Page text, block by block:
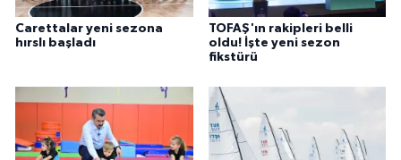
Carettalar yeni sezona
hırslı başladı
TOFAŞ'ın rakipleri belli
oldu! İşte yeni sezon
fikstürü